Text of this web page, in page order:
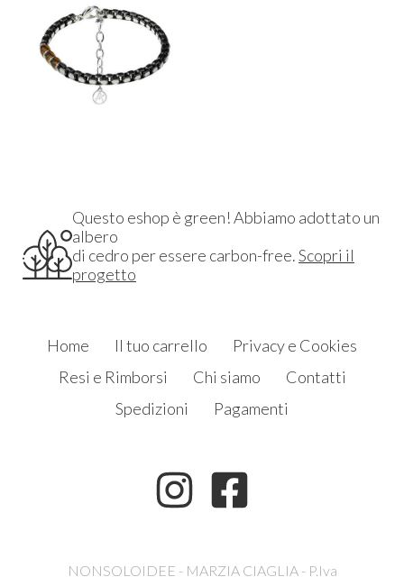
Questo eshop è green! Abbiamo adottato un
albero
di cedro per essere carbon-free.Scopri il
progetto
Home Il tuo carrello
Privacy e Cookies
Resi e Rimborsi
Chi siamo
Contatti
Spedizioni
Pagamenti
NONSOLOIDEE - MARZIA CIAGLIA - P.Iva